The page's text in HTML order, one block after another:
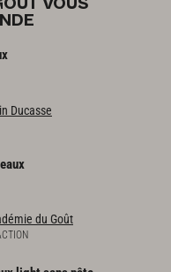
Ducasse
du Goût